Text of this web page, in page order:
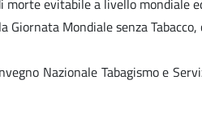
Mondiale senza
Nazionale Tabagismo e